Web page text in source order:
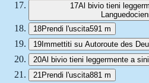
17Al bivio tieni
18Prendi l'uscita591 m
19Immettiti su Autoroute des
20Al bivio tieni leggermente a
21 Prendi l'uscita881 m